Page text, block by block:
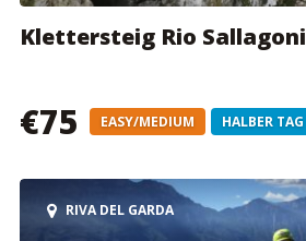
Klettersteig Rio Sallagoni
€75 EASY/MEDIUM HALBER TAG
RIVA DEL GARDA